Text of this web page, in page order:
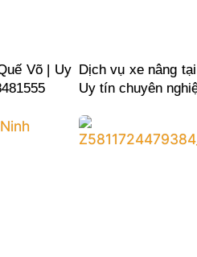
Võ | Uy Dịch vụ xe nâng
Uy tín chuyên